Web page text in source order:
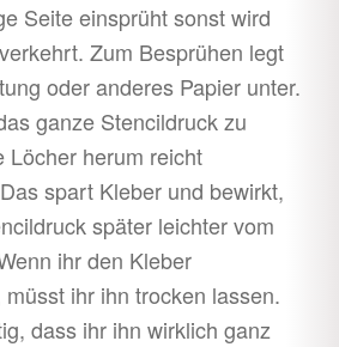
Seite einsprüht sonst wird
Zum Besprühen legt
oder anderes Papier unter.
ganze Stencildruck zu
Löcher herum reicht
spart Kleber und bewirkt,
später leichter vom
ihr den Kleber
ihr ihn trocken lassen.
dass ihr ihn wirklich ganz